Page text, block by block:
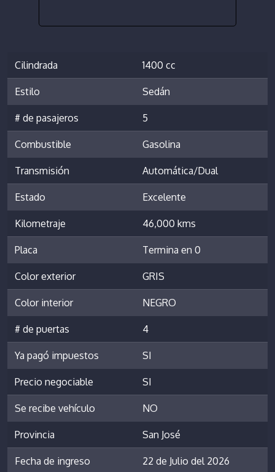
Cilindrada 1400 cc
Estilo Sedán
# de pasajeros 5
Combustible Gasolina
Transmisión Automática/Dual
Estado Excelente
Kilometraje 46,000 kms
Placa Termina en 0
Color exterior GRIS
Color interior NEGRO
# de puertas 4
Ya pagó impuestos SI
Precio negociable SI
Se recibe vehículo NO
Provincia San José
Fecha de ingreso 22 de Julio del 2026